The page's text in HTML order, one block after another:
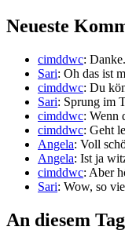
Neueste
cimddwc:
Sari: Oh das ist
cimddwc: Du
Sari: Sprung im
cimddwc: Wenn
cimddwc: Geht
Angela: Voll
Angela: Ist ja
cimddwc: Aber
Sari: Wow, so
An diesem Tag